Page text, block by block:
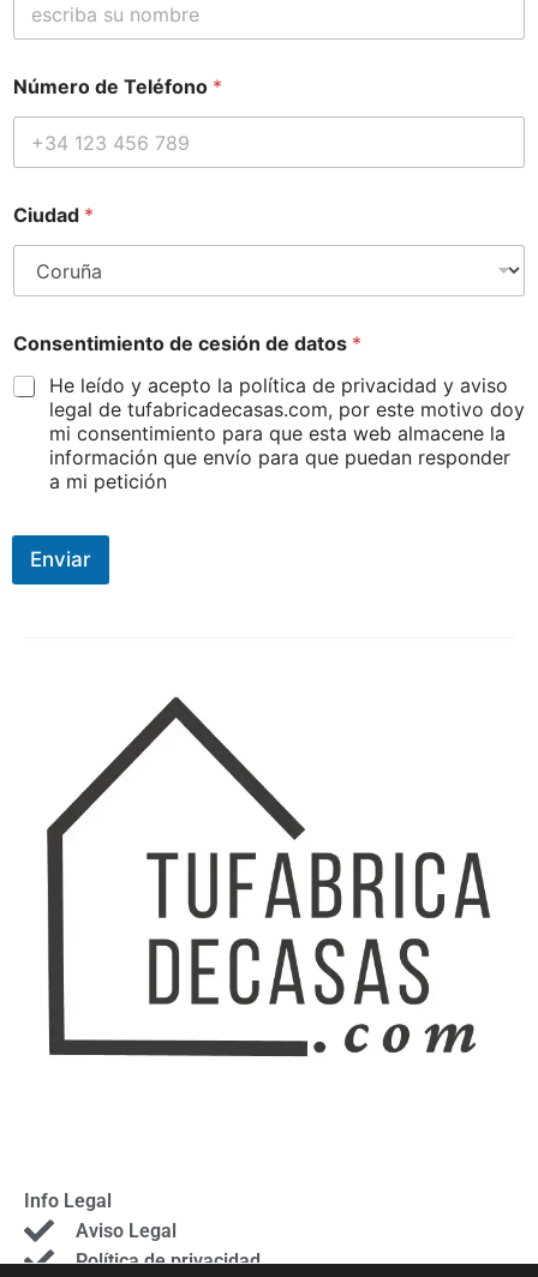
s
a
t
o
*
Número de Teléfono *
Ciudad *
Consentimiento de cesión de datos *
He leído y acepto la política de privacidad y aviso
legal de tufabricadecasas.com, por este motivo doy
mi consentimiento para que esta web almacene la
información que envío para que puedan responder
a mi petición
Enviar
Info Legal
Aviso Legal
Política de privacidad